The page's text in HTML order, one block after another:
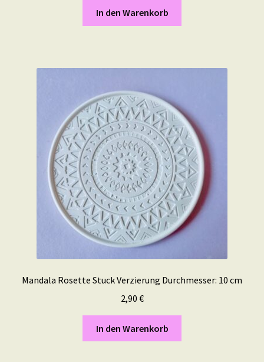
In den Warenkorb
Mandala Rosette Stuck Verzierung Durchmesser: 10 cm
2,90 €
In den Warenkorb